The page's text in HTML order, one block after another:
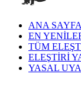
ANA SAYFA
EN
TÜM
ELEŞTİRİ
YASAL